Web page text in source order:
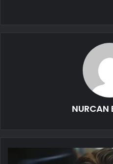
NURCAN